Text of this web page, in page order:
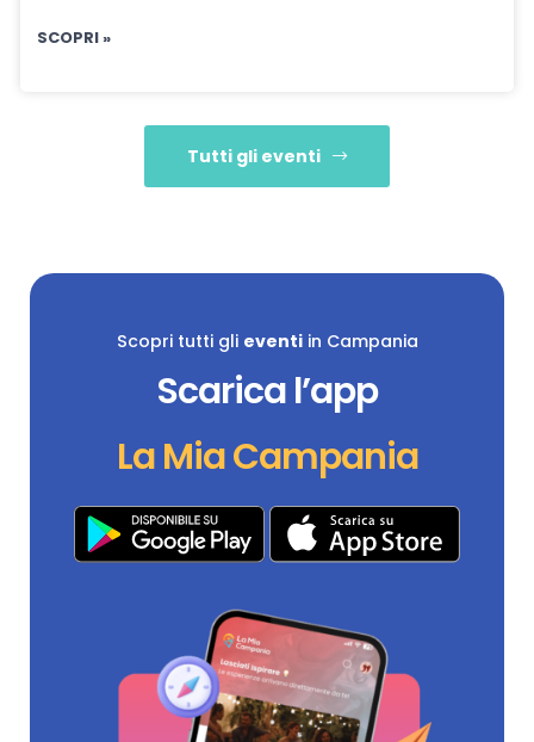
SCOPRI »
Tutti gli eventi
Scopri tutti gli eventiin Campania
Scarica l’app
La Mia Campania